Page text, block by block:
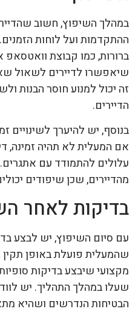
במהלך השיפוץ, חשוב
ההתקדמות ועל לוחות
ברורות, כמו קבוצת וואטסאפ
שיאפשרו לדיירים לשאול
זה יכול למנוע חוסר הבנות
הדיירים.
בנוסף, יש להיערך לשינויים
אם המעלית לא תהיה זמינה,
עלולים להתמודד עם אתגרים.
מהדיירים, שכן שיפודים
בדיקות לאחר
עם סיום השיפוץ, יש לבצע
שהמעלית פועלת באופן תקין
מקצועי שיבצע בדיקות
שעלו במהלך התהליך. יש
הבטיחות הנדרשים ושהיא